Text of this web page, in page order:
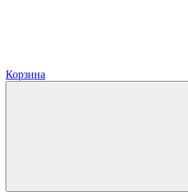
Корзина